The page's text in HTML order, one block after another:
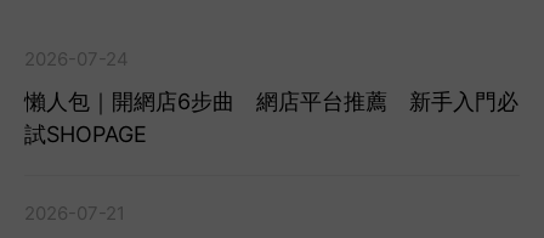
2026-07-24
懶人包｜開網店6步曲 網店平台推薦 新手入門必
試SHOPAGE
2026-07-21